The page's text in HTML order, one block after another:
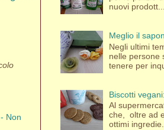
Non
nuovi prodott...
Meglio il
Negli ultimi
nelle persone
tenere per
Biscotti
Al
che, oltre ad
ottimi